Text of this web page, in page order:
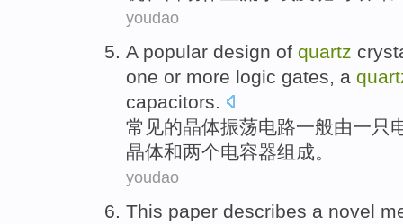
youdao
A popular design of quartz
one or more logic gates, a
capacitors.
常见的晶体振荡电路一般由一只
晶体和两个电容器组成。
youdao
This paper describes a novel